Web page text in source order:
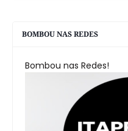
BOMBOU NAS REDES
Bombou nas Redes!